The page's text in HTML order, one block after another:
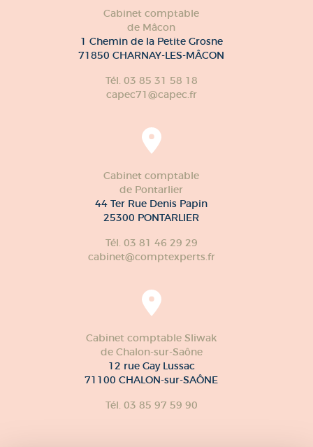
Cabinet comptable
de Mâcon
1 Chemin de la Petite Grosne
71850 CHARNAY-LES-MÂCON
Tél. 03 85 31 58 18
capec71@capec.fr
Cabinet comptable
de Pontarlier
44 Ter Rue Denis Papin
25300 PONTARLIER
Tél. 03 81 46 29 29
cabinet@comptexperts.fr
Cabinet comptable Sliwak
de Chalon-sur-Saône
12 rue Gay Lussac
71100 CHALON-sur-SAÔNE
Tél. 03 85 97 59 90